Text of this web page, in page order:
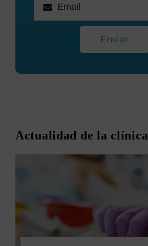
Enviar
Actualidad de la clínica